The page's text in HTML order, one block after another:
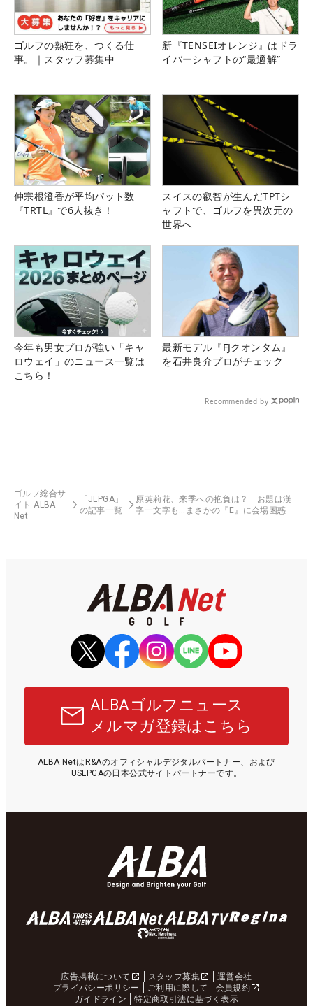
ゴルフの熱狂を、つくる仕
事。｜スタッフ募集中
新『TENSEIオレンジ』はドラ
イバーシャフトの“最適解”
仲宗根澄香が平均パット数
『TRTL』で6人抜き！
スイスの叡智が生んだTPTシ
ャフトで、ゴルフを異次元の
世界へ
今年も男女プロが強い「キャ
ロウェイ」のニュース一覧は
こちら！
最新モデル『FJクオンタム』
を石井良介プロがチェック
Recommended by
ゴルフ総合サ
イト ALBA
Net
「JLPGA」
の記事一覧
原英莉花、来季への抱負は？ お題は漢
字一文字も…まさかの『E』に会場困惑
ALBAゴルフニュース
メルマガ登録はこちら
ALBA NetはR&Aのオフィシャルデジタルパートナー、および
USLPGAの日本公式サイトパートナーです。
広告掲載について スタッフ募集
運営会社
プライバシーポリシー
ご利用に際して
会員規約
ガイドライン
特定商取引法に基づく表示